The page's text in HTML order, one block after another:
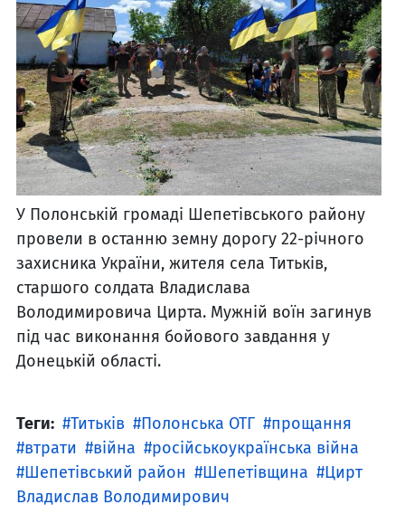
У Полонській громаді Шепетівського району
провели в останню земну дорогу 22-річного
захисника України, жителя села Титьків,
старшого солдата Владислава
Володимировича Цирта. Мужній воїн загинув
під час виконання бойового завдання у
Донецькій області.
Теги: Титьків Полонська ОТГ
прощання
втрати
війна
російськоукраїнська війна
Шепетівський район
Шепетівщина
Цирт
Владислав Володимирович